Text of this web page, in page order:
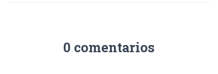
0 comentarios